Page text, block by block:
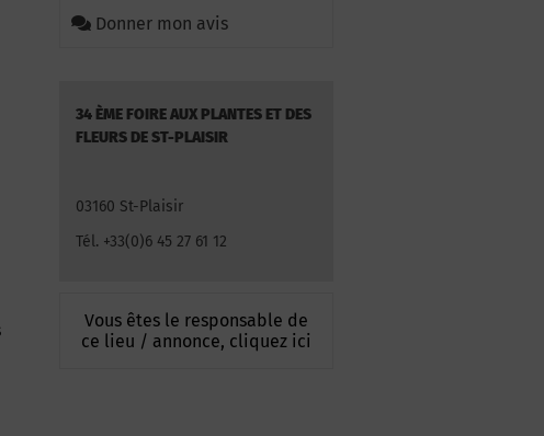
Donner mon avis
34 ÈME FOIRE AUX PLANTES ET DES
FLEURS DE ST-PLAISIR
03160 St-Plaisir
Tél. +33(0)6 45 27 61 12
Vous êtes le responsable de
ce lieu / annonce, cliquez ici